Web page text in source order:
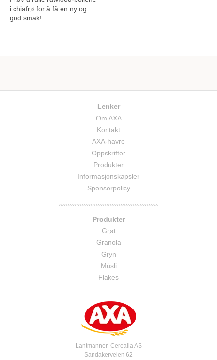
i chiafrø for å få en ny og
god smak!
Lenker
Om AXA
Kontakt
AXA-havre
Oppskrifter
Produkter
Informasjonskapsler
Sponsorpolicy
Produkter
Grøt
Granola
Gryn
Müsli
Flakes
Lantmannen Cerealia AS
Sandakerveien 62